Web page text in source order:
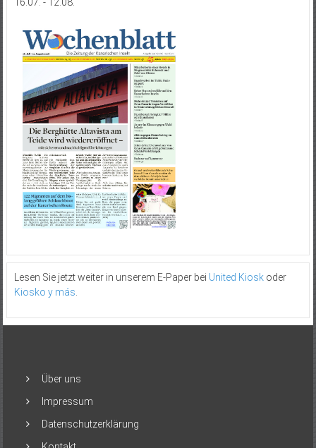
Lesen Sie jetzt weiter in unserem E-Paper bei United Kioskoder
Kiosko y más.
Über uns
Impressum
Datenschutzerklärung